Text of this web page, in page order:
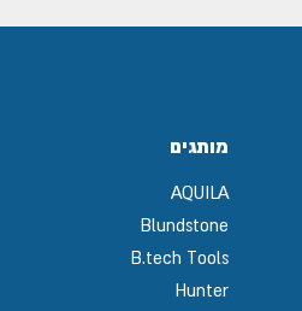
מותגים
AQUILA
Blundstone
B.tech Tools
Hunter